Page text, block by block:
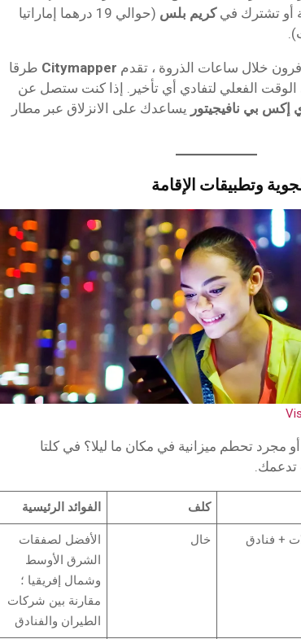
أو تشترك فيكريم بلس
(حوالي 19 درهما إماراتيا
خلال ساعات الذروة ، تقدم Citymapper طرقا
الوقت الفعلي لتفادي أي تأخير. إذا كنت ستصل عن
إكس بي نافيجيتور يساعدك على الانزلاق عبر مطار
وتطبيقات الإقامة
تحطم ميزانية في مكان ما ليلا؟ في كلتا
تدعمك.
كلف الفوائد الرئيسية
+ فنادق خال
الأفضل لصفقات
الشرق الأوسط
وشمال إفريقيا ؛
مقارنة بين شركات
الطيران والفنادق